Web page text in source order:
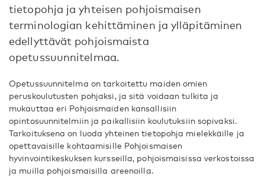
tietopohja ja yhteisen pohjoismaisen
terminologian kehittäminen ja ylläpitäminen
edellyttävät pohjoismaista
opetussuunnitelmaa.
Opetussuunnitelma on tarkoitettu maiden omien
peruskoulutusten pohjaksi, ja sitä voidaan tulkita ja
mukauttaa eri Pohjoismaiden kansallisiin
opintosuunnitelmiin ja paikallisiin koulutuksiin sopivaksi.
Tarkoituksena on luoda yhteinen tietopohja mielekkäille ja
opettavaisille kohtaamisille Pohjoismaisen
hyvinvointikeskuksen kursseilla, pohjoismaisissa verkostoissa
ja muilla pohjoismaisilla areenoilla.